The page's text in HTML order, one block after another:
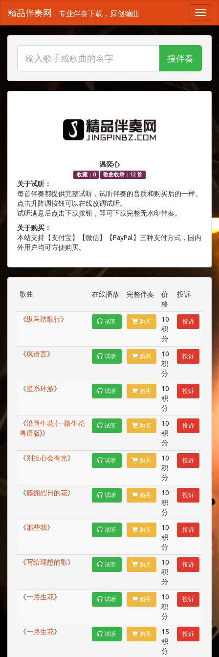
精品伴奏网 - 专业伴奏下载，原创编曲
搜伴奏
温奕心
收藏：0 歌曲收录：12 首
关于试听：
每首伴奏都提供完整试听，试听伴奏的音质和购买后的一样。
点击升降调按钮可以在线改调试听。
试听满意后点击下载按钮，即可下载完整无水印伴奏。
关于购买：
本站支持【支付宝】【微信】【PayPal】三种支付方式，国内
外用户均可方便购买。
歌曲 在线播放 完整伴奏
价
格
投诉
《纵马踏歌行》 试听 购买
10
积
分
投诉
《疯语言》 试听 购买
10
积
分
投诉
《星系环游》 试听 购买
10
积
分
投诉
《沿路生花 (一路生花
粤语版)》
试听 购买
10
积
分
投诉
《别担心会有光》 试听 购买
10
积
分
投诉
《簇拥烈日的花》 试听 购买
10
积
分
投诉
《那些我》 试听 购买
10
积
分
投诉
《写给理想的歌》 试听 购买
10
积
分
投诉
《一路生花》 试听 购买
10
积
分
投诉
《一路生花》 试听 购买
15
积
分
投诉